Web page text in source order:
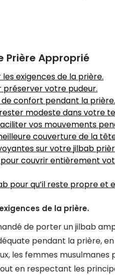
Prière Approprié
exigences de la prière.
préserver votre pudeur.
de confort pendant la prière.
modeste dans votre
vos mouvements
couverture de la
sur votre jilbab
couvrir entièrement
pour qu’il reste propre et
de la prière.
de porter un jilbab
pendant la prière,
les femmes musulmanes
en respectant les